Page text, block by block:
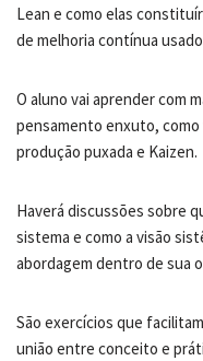
Lean e como elas
de melhoria contínua
O aluno vai aprender com
pensamento enxuto,
produção puxada e Kaizen.
Haverá discussões sobre
sistema e como a visão
abordagem dentro de sua
São exercícios que
união entre conceito e